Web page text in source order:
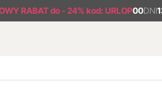
RABATdo - 24% kod: URLOP00DNI